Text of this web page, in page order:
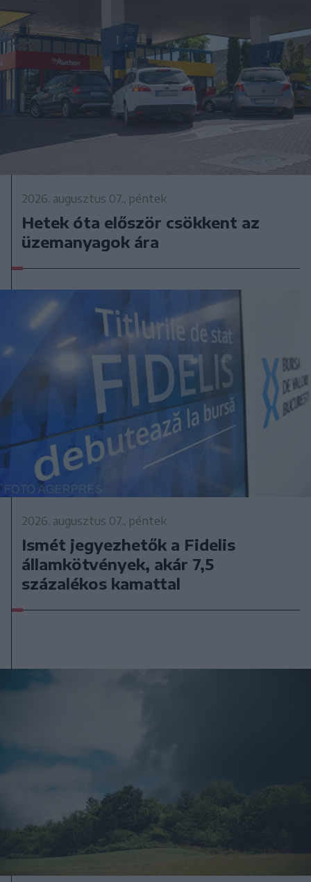
2026. augusztus 07., péntek
Hetek óta először csökkent az
üzemanyagok ára
2026. augusztus 07., péntek
Ismét jegyezhetők a Fidelis
államkötvények, akár 7,5
százalékos kamattal